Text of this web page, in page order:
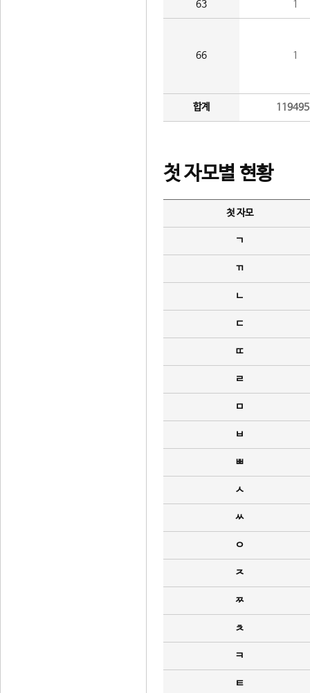
63 1
66 1
합계
첫 자모별 현황
첫 자모
ㄱ
ㄲ
ㄴ
ㄷ
ㄸ
ㄹ
ㅁ
ㅂ
ㅃ
ㅅ
ㅆ
ㅇ
ㅈ
ㅉ
ㅊ
ㅋ
ㅌ